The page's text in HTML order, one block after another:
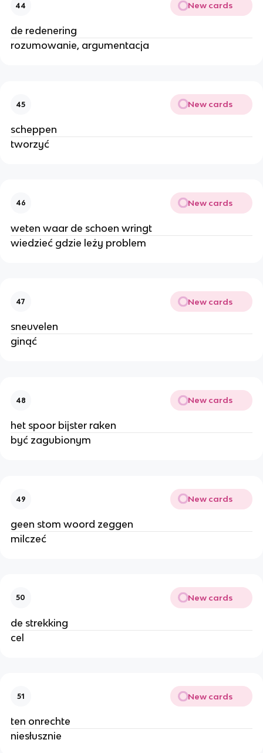
44 New cards
de redenering
rozumowanie, argumentacja
45 New cards
scheppen
tworzyć
46 New cards
weten waar de schoen wringt
wiedzieć gdzie leży problem
47 New cards
sneuvelen
ginąć
48 New cards
het spoor bijster raken
być zagubionym
49 New cards
geen stom woord zeggen
milczeć
50 New cards
de strekking
cel
51 New cards
ten onrechte
niesłusznie